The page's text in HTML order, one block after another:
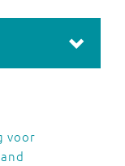
voor